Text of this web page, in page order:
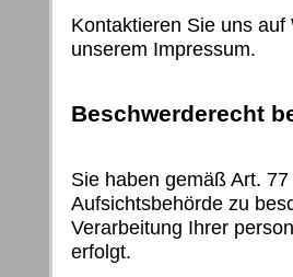
Kontaktieren Sie uns
unserem Impressum.
Beschwerderecht
Sie haben gemäß Art.
Aufsichtsbehörde zu
Verarbeitung Ihrer
erfolgt.